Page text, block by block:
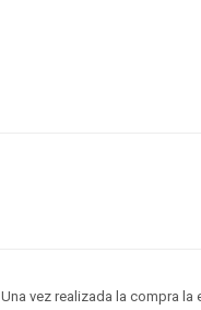
Una vez realizada la compra